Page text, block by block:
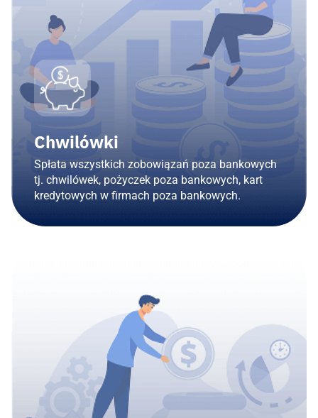
Chwilówki
Spłata wszystkich zobowiązań poza bankowych
tj. chwilówek, pożyczek poza bankowych, kart
kredytowych w firmach poza bankowych.